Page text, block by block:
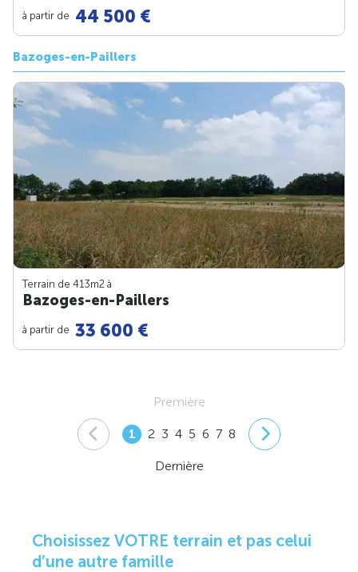
à partir de 44 500 €
Bazoges-en-Paillers
Terrain de 413m2 à
Bazoges-en-Paillers
à partir de 33 600 €
Première
1 2 3 4 5 6 7 8
Dernière
Choisissez VOTRE terrain et pas celui
d’une autre famille